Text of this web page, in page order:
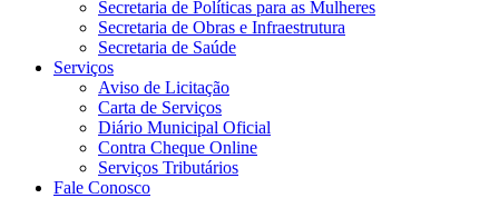
Secretaria de Políticas para as Mulheres
Secretaria de Obras e Infraestrutura
Secretaria de Saúde
Serviços
Aviso de Licitação
Carta de Serviços
Diário Municipal Oficial
Contra Cheque Online
Serviços Tributários
Fale Conosco